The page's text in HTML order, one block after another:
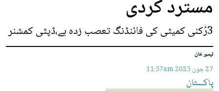
مسترد کردی
3رُکنی کمیٹی کی فائنڈنگ تعصب زدہ ہے،ڈپٹی کمشنر
تیمور خان
27 جون 2025 11:57am
پاکستان